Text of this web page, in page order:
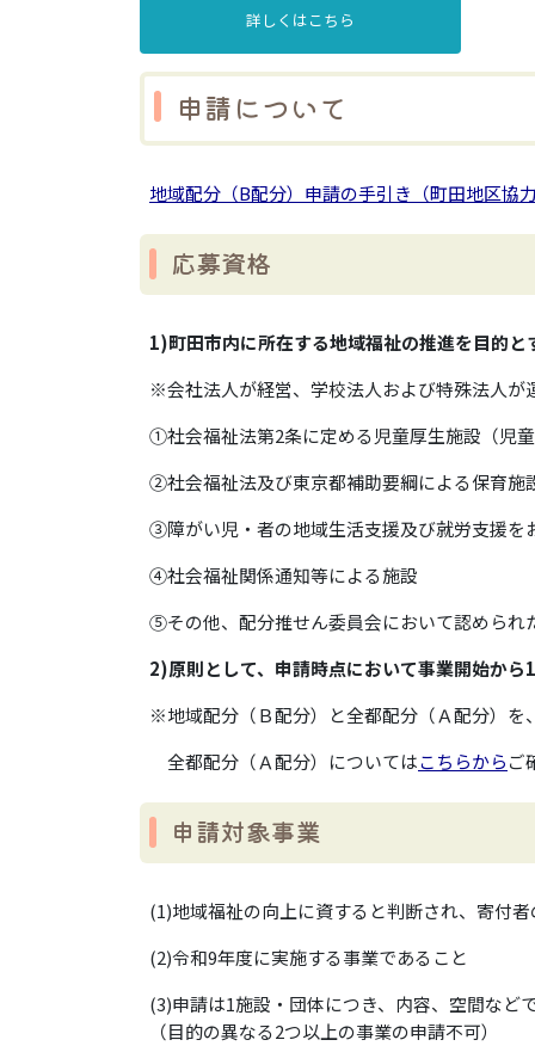
詳しくはこちら
申請について
地域配分（B配分）申請の手引き（町田地区協
応募資格
1)町田市内に所在する地域福祉の推進を目的
※会社法人が経営、学校法人および特殊法人が
①社会福祉法第2条に定める児童厚生施設（児
②社会福祉法及び東京都補助要綱による保育施
③障がい児・者の地域生活支援及び就労支援を
④社会福祉関係通知等による施設
⑤その他、配分推せん委員会において認められ
2)原則として、申請時点において事業開始から
※地域配分（Ｂ配分）と全都配分（Ａ配分）を
全都配分（Ａ配分）についてはこちらからご
申請対象事業
(1)地域福祉の向上に資すると判断され、寄付
(2)令和9年度に実施する事業であること
(3)申請は1施設・団体につき、内容、空間など
（目的の異なる2つ以上の事業の申請不可）